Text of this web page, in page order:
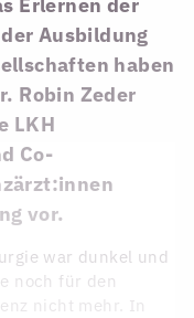
Erlernen der
Ausbildung
haben
Robin Zeder
LKH
Co-
vor.
war dunkel und
noch für den
nicht mehr. In